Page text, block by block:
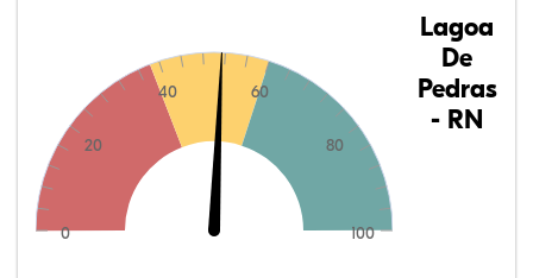
0
20
40 60
80
100
Lagoa
De
Pedras
- RN